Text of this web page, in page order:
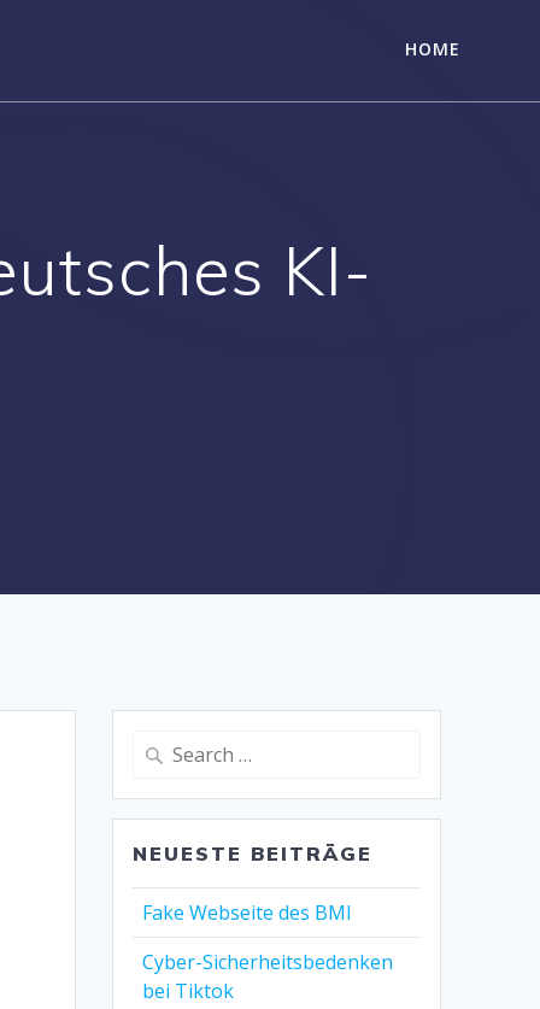
HOME
KI-
Search
NEUESTE BEITRÄGE
Fake Webseite des BMI
Cyber-Sicherheitsbedenken
bei Tiktok